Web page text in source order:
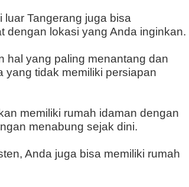
luar Tangerang juga bisa
dengan lokasi yang Anda inginkan.
hal yang paling menantang dan
yang tidak memiliki persiapan
memiliki rumah idaman dengan
menabung sejak dini.
Anda juga bisa memiliki rumah